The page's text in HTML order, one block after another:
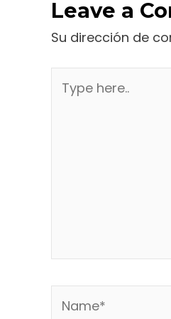
Leave a
Su dirección de
here..